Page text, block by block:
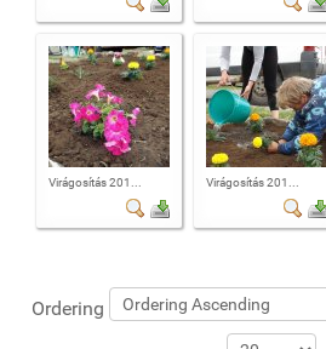
Virágosítás 201... Virágosítás 201...
Ordering